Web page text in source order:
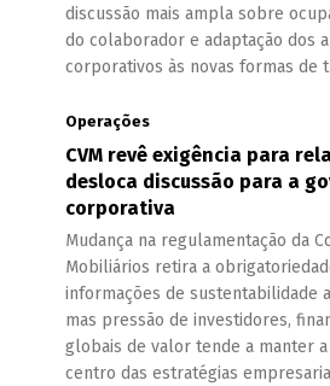
discussão mais ampla sobre
do colaborador e adaptação dos
corporativos às novas formas de
Operações
CVM revê exigência para
desloca discussão para a
corporativa
Mudança na regulamentação da
Mobiliários retira a
informações de sustentabilidade
mas pressão de investidores,
globais de valor tende a manter a
centro das estratégias